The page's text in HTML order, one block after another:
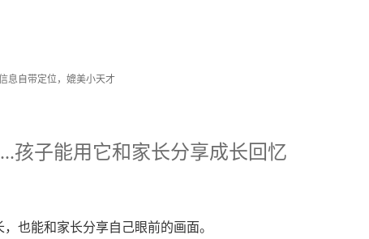
孩子能用它和家长分享成长回忆
也能和家长分享自己眼前的画面。